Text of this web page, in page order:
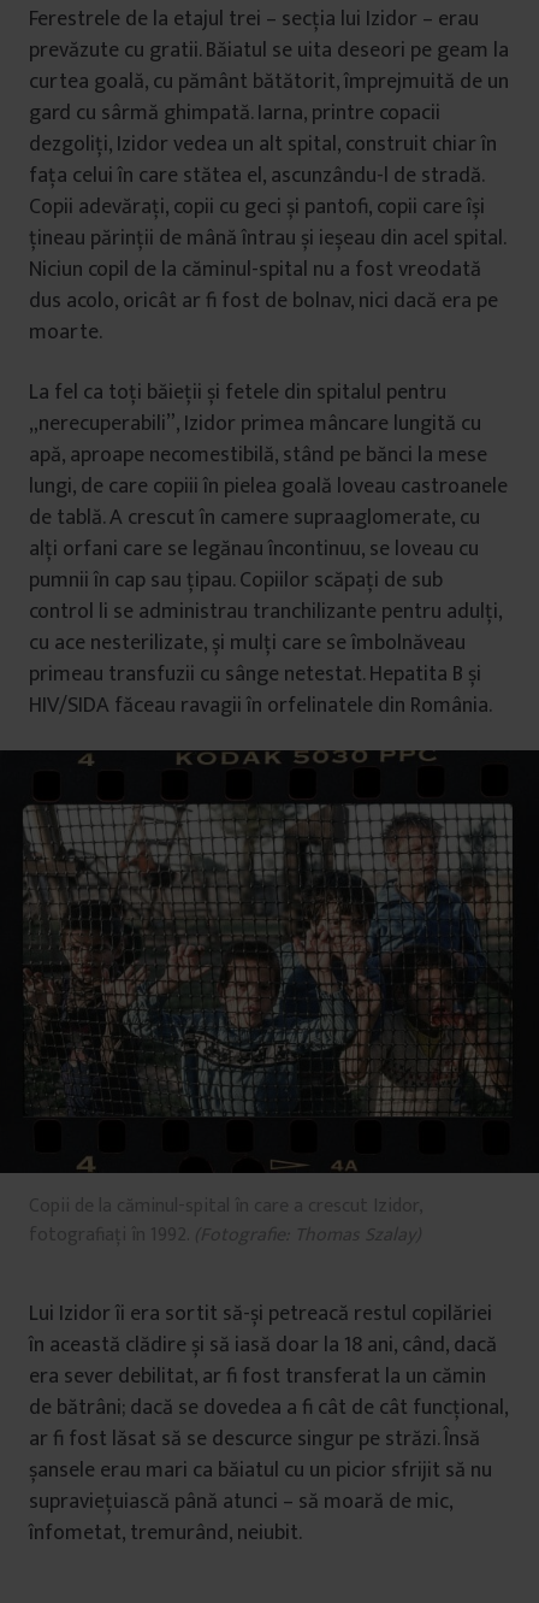
Ferestrele de la etajul trei – secția lui Izidor – erau
prevăzute cu gratii. Băiatul se uita deseori pe geam la
curtea goală, cu pământ bătătorit, împrejmuită de un
gard cu sârmă ghimpată. Iarna, printre copacii
dezgoliți, Izidor vedea un alt spital, construit chiar în
fața celui în care stătea el, ascunzându-l de stradă.
Copii adevărați, copii cu geci și pantofi, copii care își
țineau părinții de mână întrau și ieșeau din acel spital.
Niciun copil de la căminul-spital nu a fost vreodată
dus acolo, oricât ar fi fost de bolnav, nici dacă era pe
moarte.
La fel ca toți băieții și fetele din spitalul pentru
„nerecuperabili”, Izidor primea mâncare lungită cu
apă, aproape necomestibilă, stând pe bănci la mese
lungi, de care copiii în pielea goală loveau castroanele
de tablă. A crescut în camere supraaglomerate, cu
alți orfani care se legănau încontinuu, se loveau cu
pumnii în cap sau țipau. Copiilor scăpați de sub
control li se administrau tranchilizante pentru adulți,
cu ace nesterilizate, și mulți care se îmbolnăveau
primeau transfuzii cu sânge netestat. Hepatita B și
HIV/SIDA făceau ravagii în orfelinatele din România.
Copii de la căminul-spital în care a crescut Izidor,
fotografiați în 1992. (Fotografie: Thomas Szalay)
Lui Izidor îi era sortit să-și petreacă restul copilăriei
în această clădire și să iasă doar la 18 ani, când, dacă
era sever debilitat, ar fi fost transferat la un cămin
de bătrâni; dacă se dovedea a fi cât de cât funcțional,
ar fi fost lăsat să se descurce singur pe străzi. Însă
șansele erau mari ca băiatul cu un picior sfrijit să nu
supraviețuiască până atunci – să moară de mic,
înfometat, tremurând, neiubit.